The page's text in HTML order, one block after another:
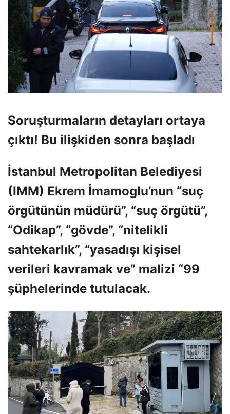
Soruşturmaların detayları ortaya
çıktı! Bu ilişkiden sonra başladı
İstanbul Metropolitan Belediyesi
(IMM) Ekrem İmamoglu’nun “suç
örgütünün müdürü”, “suç örgütü”,
“Odikap”, “gövde”, “nitelikli
sahtekarlık”, “yasadışı kişisel
verileri kavramak ve” malizi “99
şüphelerinde tutulacak.